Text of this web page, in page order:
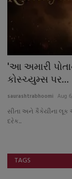
'આ અમારી
કોસ્ચ્યુમ્સ પર...
saurashtrabhoomi Aug
સીતા અને કૈકેયીના લૂક
દરેક...
TAGS